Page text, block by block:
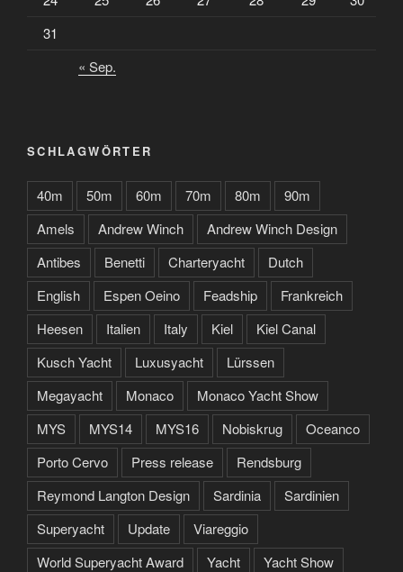
31
« Sep.
SCHLAGWÖRTER
40m 50m 60m 70m 80m
90m
Amels
Andrew Winch
Andrew Winch Design
Antibes
Benetti Charteryacht
Dutch
English
Espen Oeino Feadship
Frankreich
Heesen
Italien Italy Kiel
Kiel Canal
Kusch Yacht
Luxusyacht
Lürssen
Megayacht
Monaco
Monaco Yacht Show
MYS
MYS14 MYS16 Nobiskrug
Oceanco
Porto Cervo
Press release
Rendsburg
Reymond Langton Design
Sardinia
Sardinien
Superyacht
Update
Viareggio
World Superyacht Award
Yacht Yacht Show